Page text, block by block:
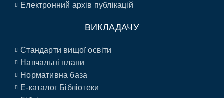
Електронний архів публікацій
ВИКЛАДАЧУ
Стандарти вищої освіти
Навчальні плани
Нормативна база
E-каталог Бібліотеки